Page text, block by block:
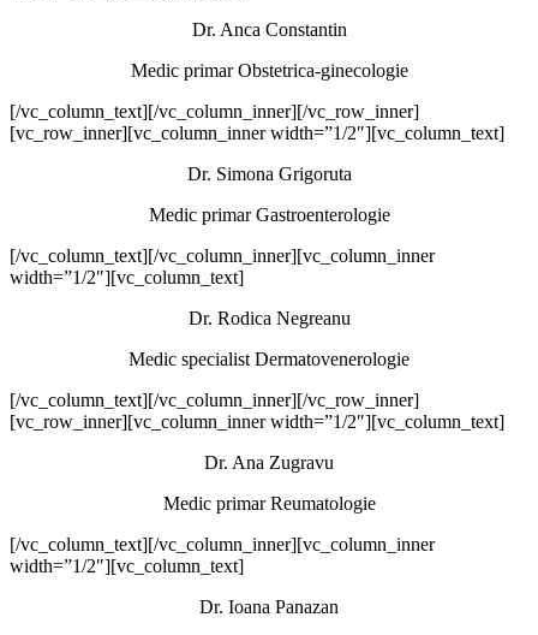
Dr. Anca Constantin
Medic primar Obstetrica-ginecologie
[/vc_column_text][/vc_column_inner][/vc_row_inner]
[vc_row_inner][vc_column_inner width=”1/2″][vc_column_text]
Dr. Simona Grigoruta
Medic primar Gastroenterologie
[/vc_column_text][/vc_column_inner][vc_column_inner
width=”1/2″][vc_column_text]
Dr. Rodica Negreanu
Medic specialist Dermatovenerologie
[/vc_column_text][/vc_column_inner][/vc_row_inner]
[vc_row_inner][vc_column_inner width=”1/2″][vc_column_text]
Dr. Ana Zugravu
Medic primar Reumatologie
[/vc_column_text][/vc_column_inner][vc_column_inner
width=”1/2″][vc_column_text]
Dr. Ioana Panazan